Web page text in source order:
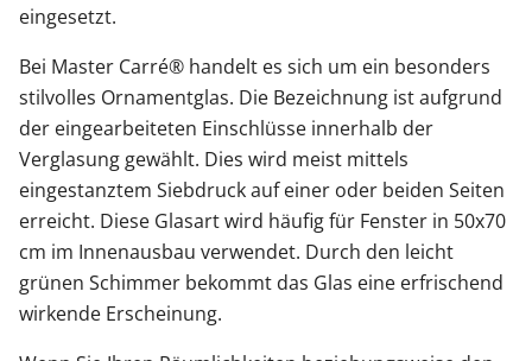
eingesetzt.
Bei Master Carré® handelt es sich um ein besonders
stilvolles Ornamentglas. Die Bezeichnung ist aufgrund
der eingearbeiteten Einschlüsse innerhalb der
Verglasung gewählt. Dies wird meist mittels
eingestanztem Siebdruck auf einer oder beiden Seiten
erreicht. Diese Glasart wird häufig für Fenster in 50x70
cm im Innenausbau verwendet. Durch den leicht
grünen Schimmer bekommt das Glas eine erfrischend
wirkende Erscheinung.